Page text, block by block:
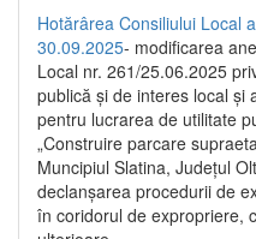
Hotărârea Consiliului Local
30.09.2025- modificarea
Local nr. 261/25.06.2025
publică şi de interes local şi
pentru lucrarea de utilitate
„Construire parcare
Muncipiul Slatina, Judeţul
declanşarea procedurii de
în coridorul de expropriere,